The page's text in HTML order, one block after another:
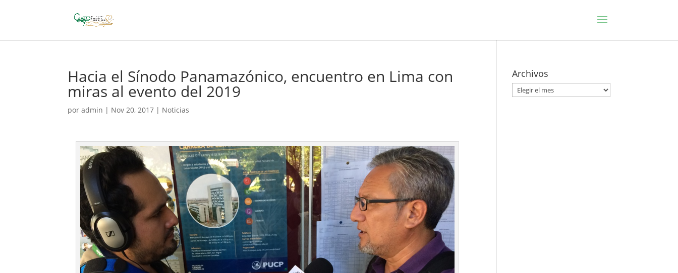
Hacia el Sínodo Panamazónico, encuentro en Lima con
miras al evento del 2019
poradmin | Nov 20, 2017 | Noticias
Archivos
Archivos